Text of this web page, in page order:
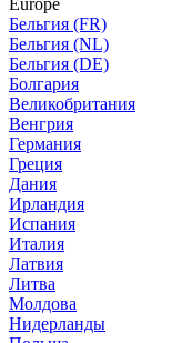
Europe
Бельгия (FR)
Бельгия (NL)
Бельгия (DE)
Болгария
Великобритания
Венгрия
Германия
Греция
Дания
Ирландия
Испания
Италия
Латвия
Литва
Молдова
Нидерланды